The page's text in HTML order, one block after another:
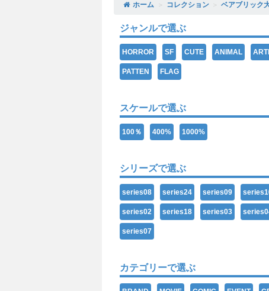
ホーム ＞ コレクション ＞ ベアブリック
ジャンルで選ぶ
HORROR SF CUTE ANIMAL
PATTEN FLAG
スケールで選ぶ
100％ 400% 1000%
シリーズで選ぶ
series08 series24 series09
series02 series18 series03
series07
カテゴリーで選ぶ